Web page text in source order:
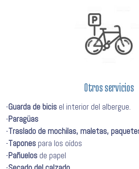
Otros servicios
-Guarda de bicis el interior del albergue.
-Paragüas
-Traslado de mochilas, maletas,
-Tapones para los oídos
-Pañuelos de papel